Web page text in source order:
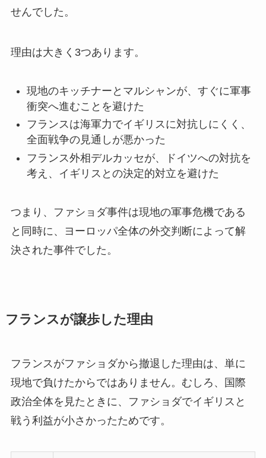
せんでした。
理由は大きく3つあります。
現地のキッチナーとマルシャンが、すぐに軍事
衝突へ進むことを避けた
フランスは海軍力でイギリスに対抗しにくく、
全面戦争の見通しが悪かった
フランス外相デルカッセが、ドイツへの対抗を
考え、イギリスとの決定的対立を避けた
つまり、ファショダ事件は現地の軍事危機である
と同時に、ヨーロッパ全体の外交判断によって解
決された事件でした。
フランスが譲歩した理由
フランスがファショダから撤退した理由は、単に
現地で負けたからではありません。むしろ、国際
政治全体を見たときに、ファショダでイギリスと
戦う利益が小さかったためです。